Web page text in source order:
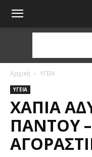
Αρχική ΥΓΕΙΑ
ΥΓΕΙΑ
ΧΆΠΙΑ
ΠΑΝΤΟΎ